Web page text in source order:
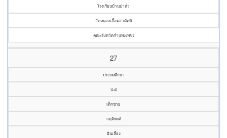
โรงเรียนบ้านป่าถั่ว
วัดหนองเอื้อมสามัคคี
คณะจังหวัดกำแพงเพชร
27
ประถมศึกษา
ป.๕
เด็กชาย
กฤติพงศ์
อินเลี้ยง